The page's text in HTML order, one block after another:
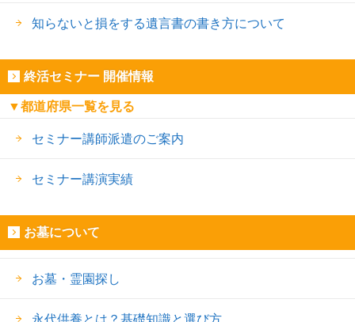
知らないと損をする遺言書の書き方について
終活セミナー 開催情報
▼都道府県一覧を見る
セミナー講師派遣のご案内
セミナー講演実績
お墓について
お墓・霊園探し
永代供養とは？基礎知識と選び方